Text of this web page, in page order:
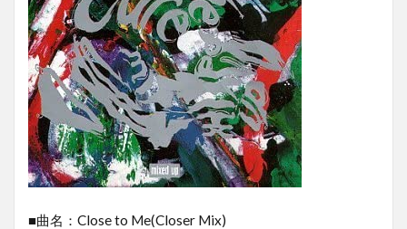
■曲名：Close to Me(Closer Mix)